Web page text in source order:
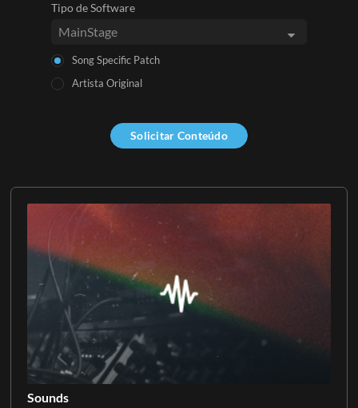
Sounds
Tipo de Software
Song Specific Patch
Artista Original
Solicitar Conteúdo